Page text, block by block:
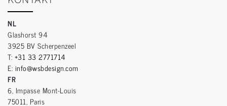
NL
Glashorst 94
3925 BV Scherpenzeel
T: +31 33 2771714
E: info@wsbdesign.com
FR
6, Impasse Mont-Louis
75011, Paris